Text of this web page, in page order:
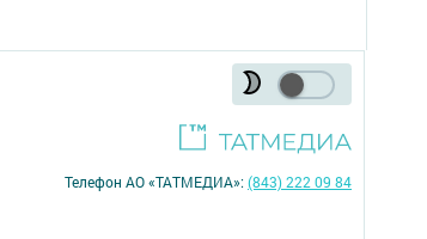
Телефон АО «ТАТМЕДИА»:(843) 222 09 84